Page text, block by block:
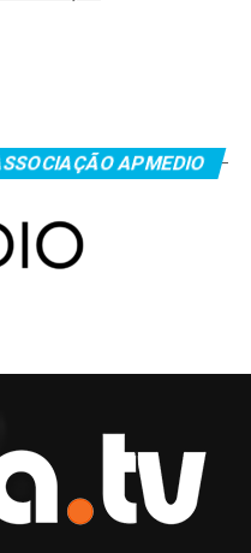
APMEDIO